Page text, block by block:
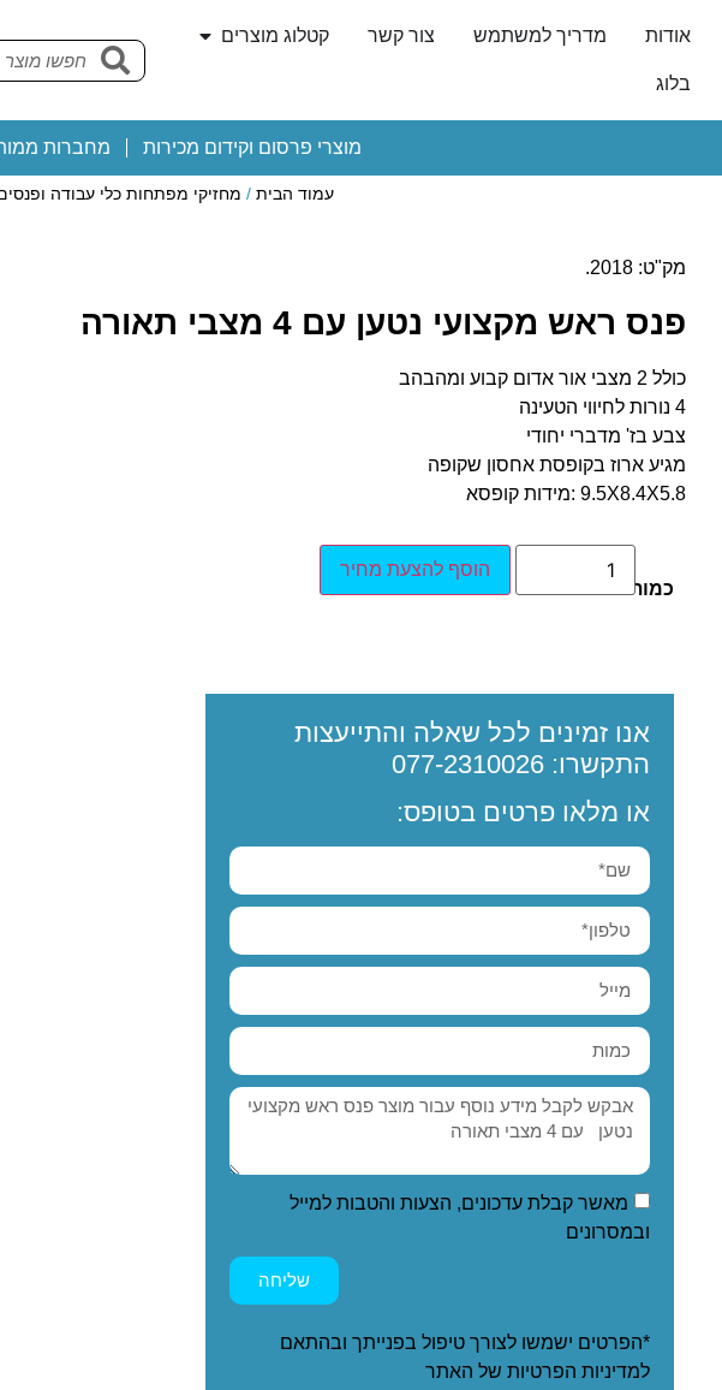
אודות מדריך למשתמש צור קשר קטלוג מוצרים
בלוג
מוצרי פרסום וקידום מכירות מחברות
עמוד הבית / מחזיקי מפתחות כלי עבודה
מק"ט: 2018.
פנס ראש מקצועי נטען עם 4 מצבי תאורה
כולל 2 מצבי אור אדום קבוע ומהבהב
4 נורות לחיווי הטעינה
צבע בז' מדברי יחודי
מגיע ארוז בקופסת אחסון שקופה
9.5X8.4X5.8 :מידות קופסא
כמות:
הוסף להצעת מחיר
אנו זמינים לכל שאלה והתייעצות
התקשרו: 077-2310026
או מלאו פרטים בטופס:
מאשר קבלת עדכונים, הצעות והטבות למייל
ובמסרונים
שליחה
*הפרטים ישמשו לצורך טיפול בפנייתך ובהתאם
למדיניות הפרטיות של האתר